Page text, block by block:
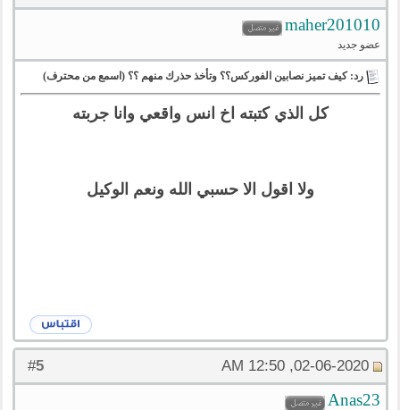
maher201010
عضو جديد
رد: كيف تميز نصابين الفوركس؟؟ وتأخذ حذرك منهم ؟؟ (اسمع من محترف)
كل الذي كتبته اخ انس واقعي وانا جربته
ولا اقول الا حسبي الله ونعم الوكيل
#
5 02-06-2020, 12:50 AM
Anas23